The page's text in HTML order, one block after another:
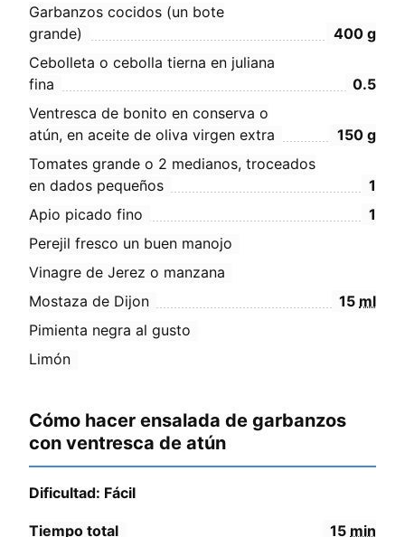
Garbanzos cocidos (un bote
grande)
400 g
Cebolleta o cebolla tierna en juliana
fina
0.5
Ventresca de bonito en conserva o
atún, en aceite de oliva virgen extra
150 g
Tomates grande o 2 medianos, troceados
en dados pequeños
1
Apio picado fino
1
Perejil fresco un buen manojo
Vinagre de Jerez o manzana
Mostaza de Dijon
15 ml
Pimienta negra al gusto
Limón
Cómo hacer ensalada de garbanzos
con ventresca de atún
Dificultad: Fácil
Tiempo total 15 min